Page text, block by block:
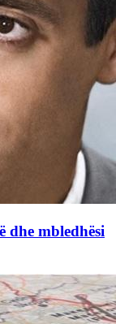
dhe mbledhësi